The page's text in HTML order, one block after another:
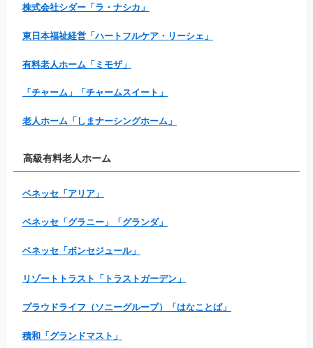
株式会社シダー「ラ・ナシカ」
東日本福祉経営「ハートフルケア・リーシェ」
有料老人ホーム「ミモザ」
「チャーム」「チャームスイート」
老人ホーム「しまナーシングホーム」
高級有料老人ホーム
ベネッセ「アリア」
ベネッセ「グラニー」「グランダ」
ベネッセ「ボンセジュール」
リゾートトラスト「トラストガーデン」
プラウドライフ（ソニーグループ）「はなことば」
積和「グランドマスト」